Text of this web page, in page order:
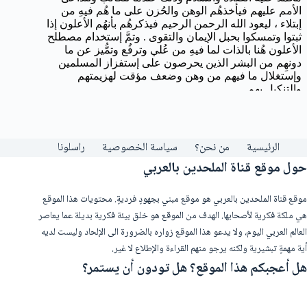
الرئيسية من نحن؟ سياسة الخصوصية راسلونا
حول موقع قناة الملحدين بالعربي
موقع قناة الملحدين بالعربي هو موقع مبني بجهودٍ فرديةٍ. محتويات هذا الموقع
هي ملكة فكرية لأصحابها. الهدف من الموقع هو خلق بيئة فكرية بديلة عما يعاصر
العالم العربي اليوم، ولا يدعو هذا الموقع زواره بالضرورة الى الإلحاد وليست لديه
أية مهمةٍ تبشيرية ولكنه يرجو منهم القراءة والإطلاع لا غير.
هل أعجبكم هذا الموقع؟ هل تودون أن يستمر؟